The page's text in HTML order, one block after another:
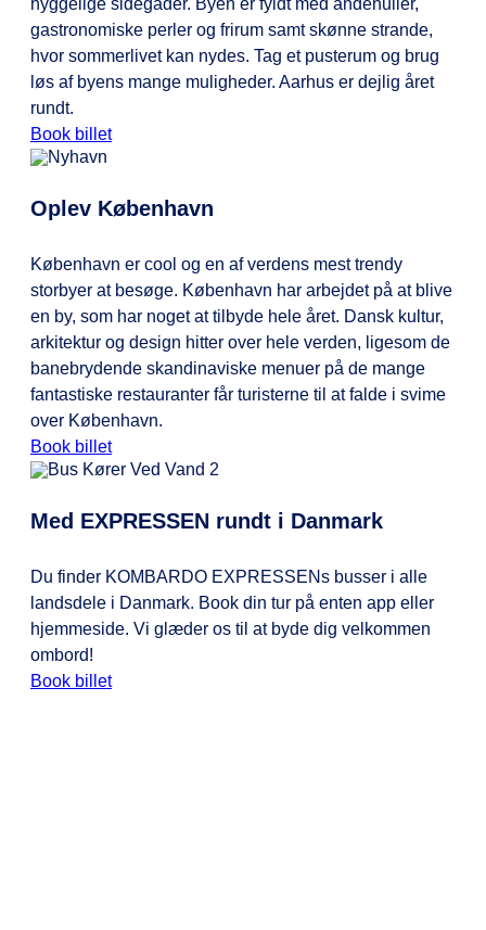
hyggelige sidegader. Byen er fyldt med åndehuller,
gastronomiske perler og frirum samt skønne strande,
hvor sommerlivet kan nydes. Tag et pusterum og brug
løs af byens mange muligheder. Aarhus er dejlig året
rundt.
Book billet
Oplev København
København er cool og en af verdens mest trendy
storbyer at besøge. København har arbejdet på at blive
en by, som har noget at tilbyde hele året. Dansk kultur,
arkitektur og design hitter over hele verden, ligesom de
banebrydende skandinaviske menuer på de mange
fantastiske restauranter får turisterne til at falde i svime
over København.
Book billet
Med EXPRESSEN rundt i Danmark
Du finder KOMBARDO EXPRESSENs busser i alle
landsdele i Danmark. Book din tur på enten app eller
hjemmeside. Vi glæder os til at byde dig velkommen
ombord!
Book billet